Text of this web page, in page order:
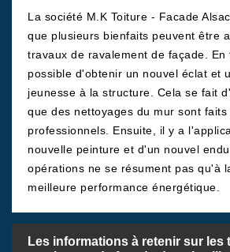
La société M.K Toiture - Facade
que plusieurs bienfaits peuvent être
travaux de ravalement de façade. En
possible d'obtenir un nouvel éclat et
jeunesse à la structure. Cela se fait
que des nettoyages du mur sont
professionnels. Ensuite, il y a
nouvelle peinture et d'un nouvel
opérations ne se résument pas qu'à
meilleure performance énergétique.
Les informations à retenir sur les